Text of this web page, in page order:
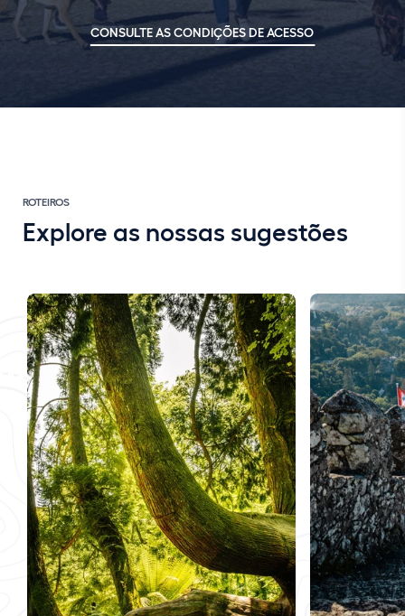
CONSULTE AS CONDIÇÕES DE ACESSO
ROTEIROS
Explore as nossas sugestões